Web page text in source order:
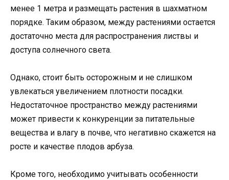
менее 1 метра и размещать растения в шахматном
порядке. Таким образом, между растениями остается
достаточно места для распространения листвы и
доступа солнечного света.
Однако, стоит быть осторожным и не слишком
увлекаться увеличением плотности посадки.
Недостаточное пространство между растениями
может привести к конкуренции за питательные
вещества и влагу в почве, что негативно скажется на
росте и качестве плодов арбуза.
Кроме того, необходимо учитывать особенности